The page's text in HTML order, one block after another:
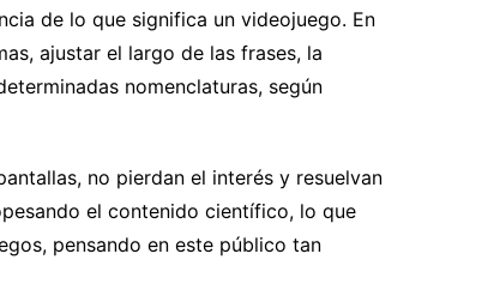
de lo que significa un videojuego. En
ajustar el largo de las frases, la
nomenclaturas, según
no pierdan el interés y resuelvan
el contenido científico, lo que
pensando en este público tan